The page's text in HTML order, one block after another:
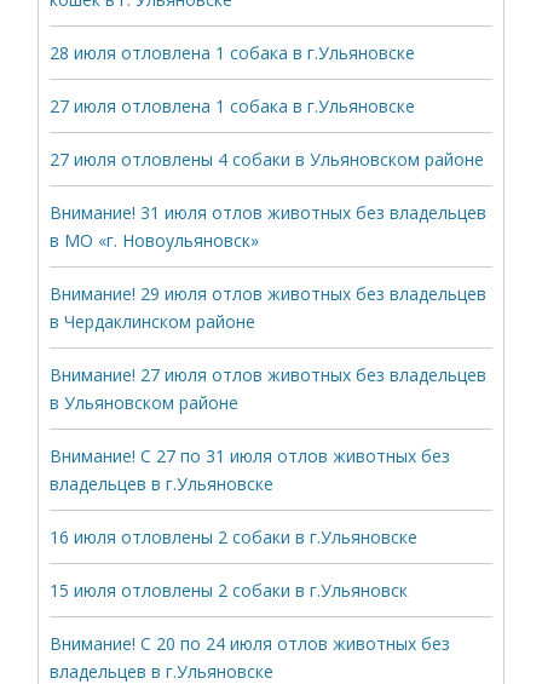
28 июля отловлена 1 собака в г.Ульяновске
27 июля отловлена 1 собака в г.Ульяновске
27 июля отловлены 4 собаки в Ульяновском районе
Внимание! 31 июля отлов животных без владельцев
в МО «г. Новоульяновск»
Внимание! 29 июля отлов животных без владельцев
в Чердаклинском районе
Внимание! 27 июля отлов животных без владельцев
в Ульяновском районе
Внимание! С 27 по 31 июля отлов животных без
владельцев в г.Ульяновске
16 июля отловлены 2 собаки в г.Ульяновске
15 июля отловлены 2 собаки в г.Ульяновск
Внимание! С 20 по 24 июля отлов животных без
владельцев в г.Ульяновске